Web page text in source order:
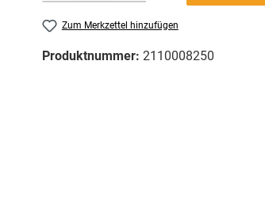
Zum Merkzettel hinzufügen
Produktnummer: 2110008250